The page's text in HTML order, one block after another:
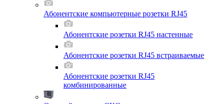
Абонентские компьютерные розетки RJ45
Абонентские розетки RJ45 настенные
Абонентские розетки RJ45 встраиваемые
Абонентские розетки RJ45
комбинированные